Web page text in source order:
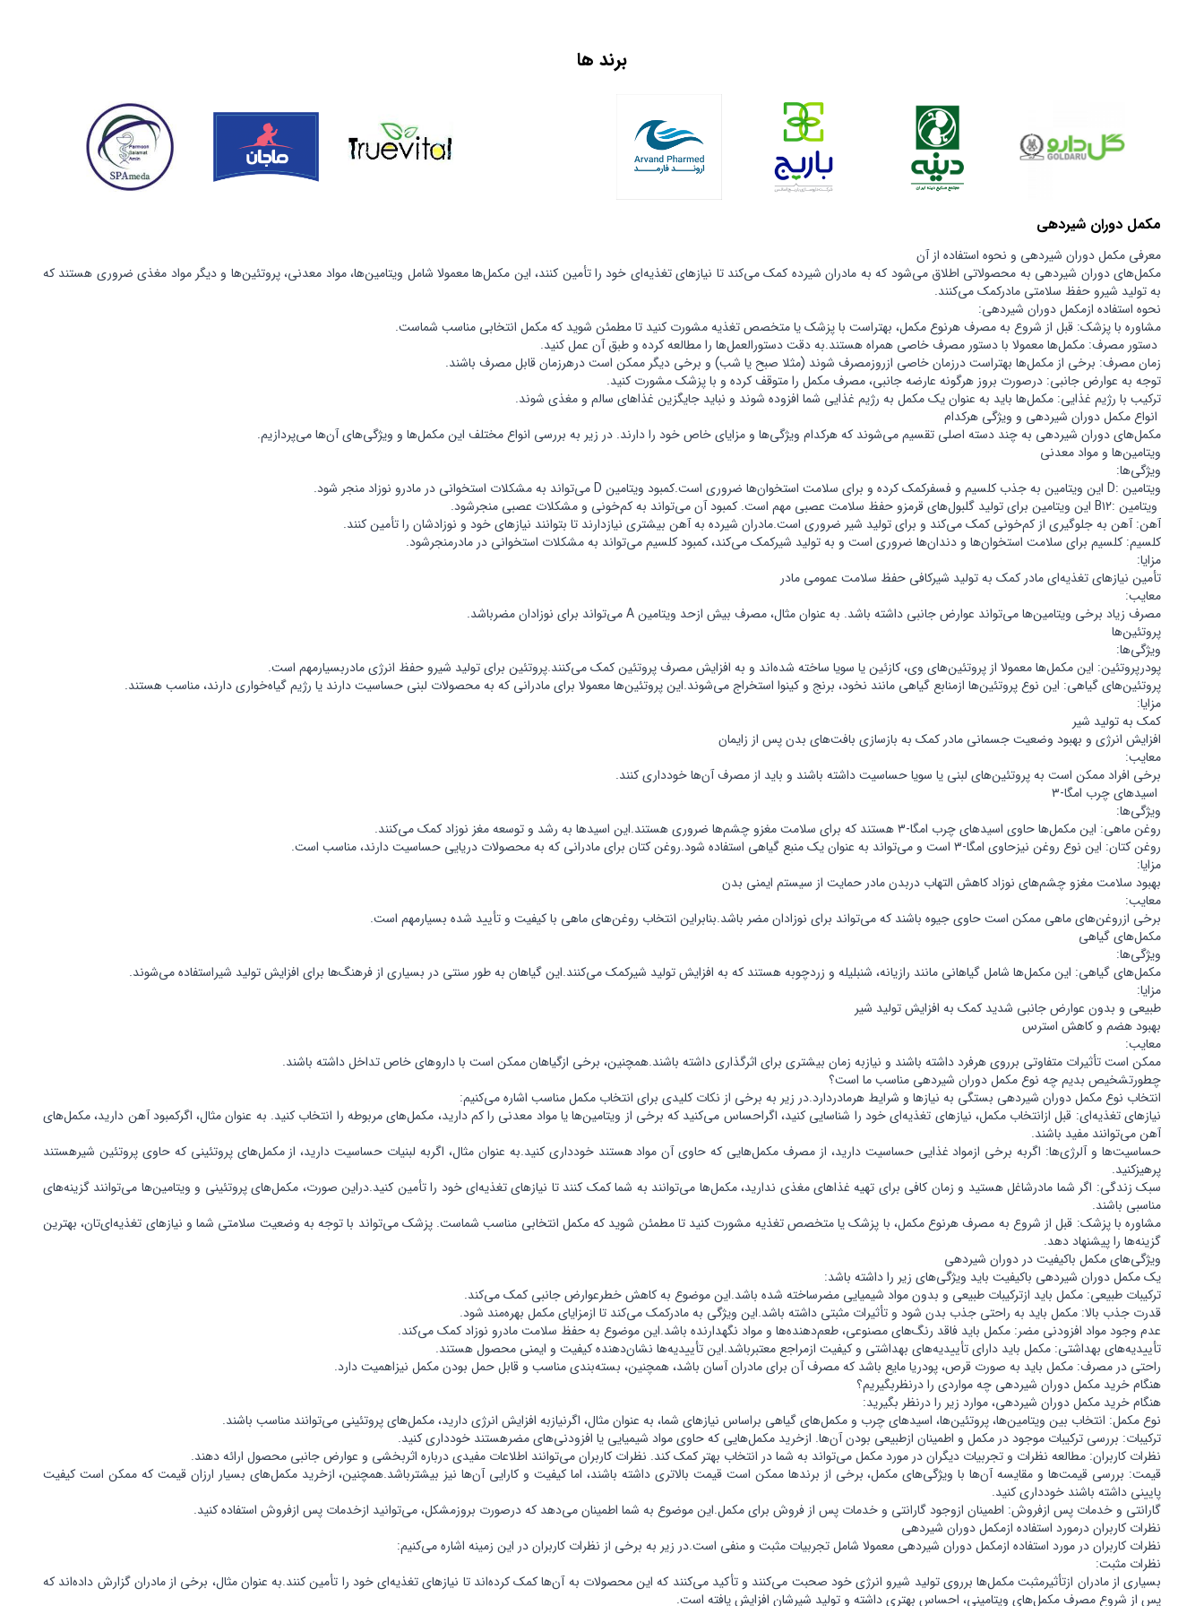
یونان | Greece
برند ها
مکمل دوران شیردهی
معرفی مکمل دوران شیردهی و نحوه استفاده از آن
مکمل‌های دوران شیردهی به محصولاتی اطلاق می‌شود که به مادران شیرده کمک می‌کند تا نیازهای تغذیه‌ای خود را تأمین کنند، این مکمل‌ها معمولا شامل ویتامین‌ها، مواد معدنی، پروتئین‌ها و دیگر مواد مغذی ضروری هستند که
به تولید شیرو حفظ سلامتی مادرکمک می‌کنند.
نحوه استفاده ازمکمل دوران شیردهی:
مشاوره با پزشک: قبل از شروع به مصرف هرنوع مکمل، بهتراست با پزشک یا متخصص تغذیه مشورت کنید تا مطمئن شوید که مکمل انتخابی مناسب شماست.
دستور مصرف: مکمل‌ها معمولا با دستور مصرف خاصی همراه هستند.به دقت دستورالعمل‌ها را مطالعه کرده و طبق آن عمل کنید.
زمان مصرف: برخی از مکمل‌ها بهتراست درزمان خاصی ازروزمصرف شوند (مثلا صبح یا شب) و برخی دیگر ممکن است درهرزمان قابل مصرف باشند.
توجه به عوارض جانبی: درصورت بروز هرگونه عارضه جانبی، مصرف مکمل را متوقف کرده و با پزشک مشورت کنید.
ترکیب با رژیم غذایی: مکمل‌ها باید به عنوان یک مکمل به رژیم غذایی شما افزوده شوند و نباید جایگزین غذاهای سالم و مغذی شوند.
انواع مکمل دوران شیردهی و ویژگی هرکدام
مکمل‌های دوران شیردهی به چند دسته اصلی تقسیم می‌شوند که هرکدام ویژگی‌ها و مزایای خاص خود را دارند. در زیر به بررسی انواع مختلف این مکمل‌ها و ویژگی‌های آن‌ها می‌پردازیم.
ویتامین‌ها و مواد معدنی
ویژگی‌ها:
ویتامین :D این ویتامین به جذب کلسیم و فسفرکمک کرده و برای سلامت استخوان‌ها ضروری است.کمبود ویتامین D می‌تواند به مشکلات استخوانی در مادرو نوزاد منجر شود.
ویتامین :B۱۲ این ویتامین برای تولید گلبول‌های قرمزو حفظ سلامت عصبی مهم است. کمبود آن می‌تواند به کم‌خونی و مشکلات عصبی منجرشود.
آهن: آهن به جلوگیری از کم‌خونی کمک می‌کند و برای تولید شیر ضروری است.مادران شیرده به آهن بیشتری نیازدارند تا بتوانند نیازهای خود و نوزادشان را تأمین کنند.
کلسیم: کلسیم برای سلامت استخوان‌ها و دندان‌ها ضروری است و به تولید شیرکمک می‌کند، کمبود کلسیم می‌تواند به مشکلات استخوانی در مادرمنجرشود.
مزایا:
تأمین نیازهای تغذیه‌ای مادر کمک به تولید شیرکافی حفظ سلامت عمومی مادر
معایب:
مصرف زیاد برخی ویتامین‌ها می‌تواند عوارض جانبی داشته باشد. به عنوان مثال، مصرف بیش ازحد ویتامین A می‌تواند برای نوزادان مضرباشد.
پروتئین‌ها
ویژگی‌ها:
پودرپروتئین: این مکمل‌ها معمولا از پروتئین‌های وی، کازئین یا سویا ساخته شده‌اند و به افزایش مصرف پروتئین کمک می‌کنند.پروتئین برای تولید شیرو حفظ انرژی مادربسیارمهم است.
پروتئین‌های گیاهی: این نوع پروتئین‌ها ازمنابع گیاهی مانند نخود، برنج و کینوا استخراج می‌شوند.این پروتئین‌ها معمولا برای مادرانی که به محصولات لبنی حساسیت دارند یا رژیم گیاه‌خواری دارند، مناسب هستند.
مزایا:
کمک به تولید شیر
افزایش انرژی و بهبود وضعیت جسمانی مادر کمک به بازسازی بافت‌های بدن پس از زایمان
معایب:
برخی افراد ممکن است به پروتئین‌های لبنی یا سویا حساسیت داشته باشند و باید از مصرف آن‌ها خودداری کنند.
اسیدهای چرب امگا-۳
ویژگی‌ها:
روغن ماهی: این مکمل‌ها حاوی اسیدهای چرب امگا-۳ هستند که برای سلامت مغزو چشم‌ها ضروری هستند.این اسیدها به رشد و توسعه مغز نوزاد کمک می‌کنند.
روغن کتان: این نوع روغن نیزحاوی امگا-۳ است و می‌تواند به عنوان یک منبع گیاهی استفاده شود.روغن کتان برای مادرانی که به محصولات دریایی حساسیت دارند، مناسب است.
مزایا:
بهبود سلامت مغزو چشم‌های نوزاد کاهش التهاب دربدن مادر حمایت از سیستم ایمنی بدن
معایب:
برخی ازروغن‌های ماهی ممکن است حاوی جیوه باشند که می‌تواند برای نوزادان مضر باشد.بنابراین انتخاب روغن‌های ماهی با کیفیت و تأیید شده بسیارمهم است.
مکمل‌های گیاهی
ویژگی‌ها:
مکمل‌های گیاهی: این مکمل‌ها شامل گیاهانی مانند رازیانه، شنبلیله و زردچوبه هستند که به افزایش تولید شیرکمک می‌کنند.این گیاهان به طور سنتی در بسیاری از فرهنگ‌ها برای افزایش تولید شیراستفاده می‌شوند.
مزایا:
طبیعی و بدون عوارض جانبی شدید کمک به افزایش تولید شیر
بهبود هضم و کاهش استرس
معایب:
ممکن است تأثیرات متفاوتی برروی هرفرد داشته باشند و نیازبه زمان بیشتری برای اثرگذاری داشته باشند.همچنین، برخی ازگیاهان ممکن است با داروهای خاص تداخل داشته باشند.
چطورتشخیص بدیم چه نوع مکمل دوران شیردهی مناسب ما است؟
انتخاب نوع مکمل دوران شیردهی بستگی به نیازها و شرایط هرمادردارد.در زیر به برخی از نکات کلیدی برای انتخاب مکمل مناسب اشاره می‌کنیم:
نیازهای تغذیه‌ای: قبل ازانتخاب مکمل، نیازهای تغذیه‌ای خود را شناسایی کنید، اگراحساس می‌کنید که برخی از ویتامین‌ها یا مواد معدنی را کم دارید، مکمل‌های مربوطه را انتخاب کنید. به عنوان مثال، اگرکمبود آهن دارید، مکمل‌های
آهن می‌توانند مفید باشند.
حساسیت‌ها و آلرژی‌ها: اگربه برخی ازمواد غذایی حساسیت دارید، از مصرف مکمل‌هایی که حاوی آن مواد هستند خودداری کنید.به عنوان مثال، اگربه لبنیات حساسیت دارید، از مکمل‌های پروتئینی که حاوی پروتئین شیرهستند
پرهیزکنید.
سبک زندگی: اگر شما مادرشاغل هستید و زمان کافی برای تهیه غذاهای مغذی ندارید، مکمل‌ها می‌توانند به شما کمک کنند تا نیازهای تغذیه‌ای خود را تأمین کنید.دراین صورت، مکمل‌های پروتئینی و ویتامین‌ها می‌توانند گزینه‌های
مناسبی باشند.
مشاوره با پزشک: قبل از شروع به مصرف هرنوع مکمل، با پزشک یا متخصص تغذیه مشورت کنید تا مطمئن شوید که مکمل انتخابی مناسب شماست. پزشک می‌تواند با توجه به وضعیت سلامتی شما و نیازهای تغذیه‌ای‌تان، بهترین
گزینه‌ها را پیشنهاد دهد.
ویژگی‌های مکمل باکیفیت در دوران شیردهی
یک مکمل دوران شیردهی باکیفیت باید ویژگی‌های زیر را داشته باشد:
ترکیبات طبیعی: مکمل باید ازترکیبات طبیعی و بدون مواد شیمیایی مضرساخته شده باشد.این موضوع به کاهش خطرعوارض جانبی کمک می‌کند.
قدرت جذب بالا: مکمل باید به راحتی جذب بدن شود و تأثیرات مثبتی داشته باشد.این ویژگی به مادرکمک می‌کند تا ازمزایای مکمل بهره‌مند شود.
عدم وجود مواد افزودنی مضر: مکمل باید فاقد رنگ‌های مصنوعی، طعم‌دهنده‌ها و مواد نگهدارنده باشد.این موضوع به حفظ سلامت مادرو نوزاد کمک می‌کند.
تأییدیه‌های بهداشتی: مکمل باید دارای تأییدیه‌های بهداشتی و کیفیت ازمراجع معتبرباشد.این تأییدیه‌ها نشان‌دهنده کیفیت و ایمنی محصول هستند.
راحتی در مصرف: مکمل باید به صورت قرص، پودریا مایع باشد که مصرف آن برای مادران آسان باشد، همچنین، بسته‌بندی مناسب و قابل حمل بودن مکمل نیزاهمیت دارد.
هنگام خرید مکمل دوران شیردهی چه مواردی را درنظربگیریم؟
هنگام خرید مکمل دوران شیردهی، موارد زیر را درنظر بگیرید:
نوع مکمل: انتخاب بین ویتامین‌ها، پروتئین‌ها، اسیدهای چرب و مکمل‌های گیاهی براساس نیازهای شما، به عنوان مثال، اگرنیازبه افزایش انرژی دارید، مکمل‌های پروتئینی می‌توانند مناسب باشند.
ترکیبات: بررسی ترکیبات موجود در مکمل و اطمینان ازطبیعی بودن آن‌ها. ازخرید مکمل‌هایی که حاوی مواد شیمیایی یا افزودنی‌های مضرهستند خودداری کنید.
نظرات کاربران: مطالعه نظرات و تجربیات دیگران در مورد مکمل می‌تواند به شما در انتخاب بهتر کمک کند. نظرات کاربران می‌توانند اطلاعات مفیدی درباره اثربخشی و عوارض جانبی محصول ارائه دهند.
قیمت: بررسی قیمت‌ها و مقایسه آن‌ها با ویژگی‌های مکمل، برخی از برندها ممکن است قیمت بالاتری داشته باشند، اما کیفیت و کارایی آن‌ها نیز بیشترباشد.همچنین، ازخرید مکمل‌های بسیار ارزان قیمت که ممکن است کیفیت
پایینی داشته باشند خودداری کنید.
گارانتی و خدمات پس ازفروش: اطمینان ازوجود گارانتی و خدمات پس از فروش برای مکمل.این موضوع به شما اطمینان می‌دهد که درصورت بروزمشکل، می‌توانید ازخدمات پس ازفروش استفاده کنید.
نظرات کاربران درمورد استفاده ازمکمل دوران شیردهی
نظرات کاربران در مورد استفاده ازمکمل دوران شیردهی معمولا شامل تجربیات مثبت و منفی است.در زیر به برخی از نظرات کاربران در این زمینه اشاره می‌کنیم:
نظرات مثبت:
بسیاری از مادران ازتأثیرمثبت مکمل‌ها برروی تولید شیرو انرژی خود صحبت می‌کنند و تأکید می‌کنند که این محصولات به آن‌ها کمک کرده‌اند تا نیازهای تغذیه‌ای خود را تأمین کنند.به عنوان مثال، برخی از مادران گزارش داده‌اند که
پس از شروع مصرف مکمل‌های ویتامینی، احساس بهتری داشته و تولید شیرشان افزایش یافته است.